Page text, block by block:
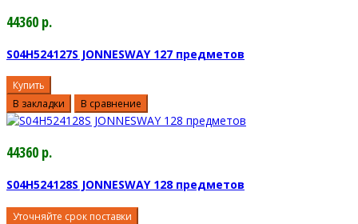
44360 р.
S04H524127S JONNESWAY 127 предметов
Купить
В закладки
В сравнение
44360 р.
S04H524128S JONNESWAY 128 предметов
Уточняйте срок поставки